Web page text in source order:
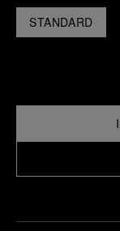
STANDARD